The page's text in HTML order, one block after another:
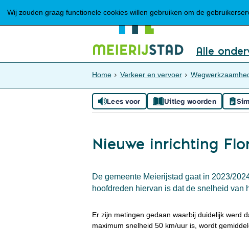
Wij zouden graag functionele cookies willen gebruiken om de
Alle
Home Verkeer en vervoer
Lees voor Uitleg woorden
Nieuwe inrichting
De gemeente Meierijstad gaat in 2023/
hoofdreden hiervan is dat de snelheid van
Er zijn metingen gedaan waarbij duidelijk werd
maximum snelheid 50 km/uur is, wordt